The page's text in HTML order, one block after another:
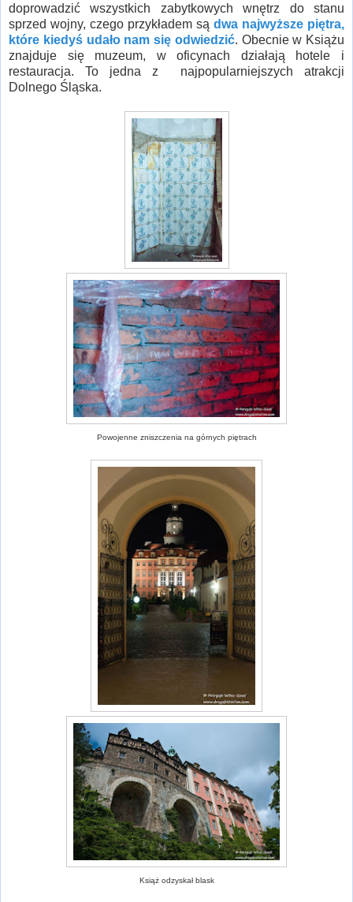
doprowadzić wszystkich zabytkowych wnętrz do stanu
sprzed wojny, czego przykładem są dwa najwyższe piętra,
które kiedyś udało nam się odwiedzić. Obecnie w Książu
znajduje się muzeum, w oficynach działają hotele i
restauracja. To jedna z najpopularniejszych atrakcji
Dolnego Śląska.
Powojenne zniszczenia na górnych piętrach
Książ odzyskał blask